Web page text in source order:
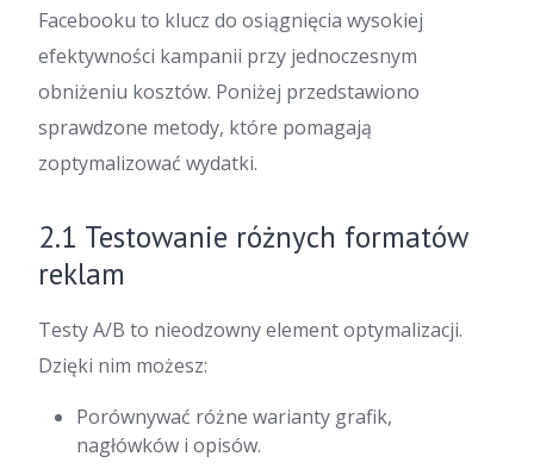
Facebooku to klucz do osiągnięcia wysokiej
efektywności kampanii przy jednoczesnym
obniżeniu kosztów. Poniżej przedstawiono
sprawdzone metody, które pomagają
zoptymalizować wydatki.
2.1 Testowanie różnych formatów
reklam
Testy A/B to nieodzowny element optymalizacji.
Dzięki nim możesz:
Porównywać różne warianty grafik,
nagłówków i opisów.